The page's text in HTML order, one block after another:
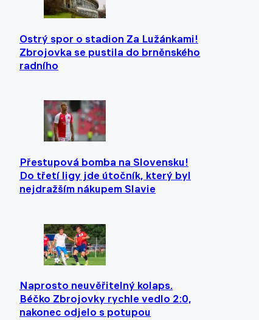
Ostrý spor o stadion Za Lužánkami!
Zbrojovka se pustila do brněnského
radního
Přestupová bomba na Slovensku!
Do třetí ligy jde útočník, který byl
nejdražším nákupem Slavie
Naprosto neuvěřitelný kolaps.
Béčko Zbrojovky rychle vedlo 2:0,
nakonec odjelo s potupou